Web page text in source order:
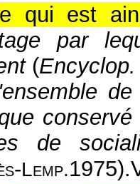
qui est
par
(
de
-Lemp.1975).